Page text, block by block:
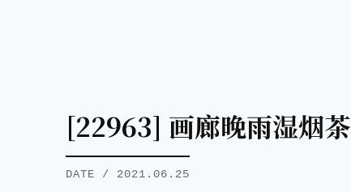
[22963] 画廊晚雨湿烟茶
DATE / 2021.06.25